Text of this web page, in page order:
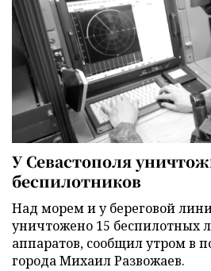
У Севастополя
беспилотников
Над морем и у береговой
уничтожено 15 беспилотных
аппаратов, сообщил утром в
города Михаил Развожаев.